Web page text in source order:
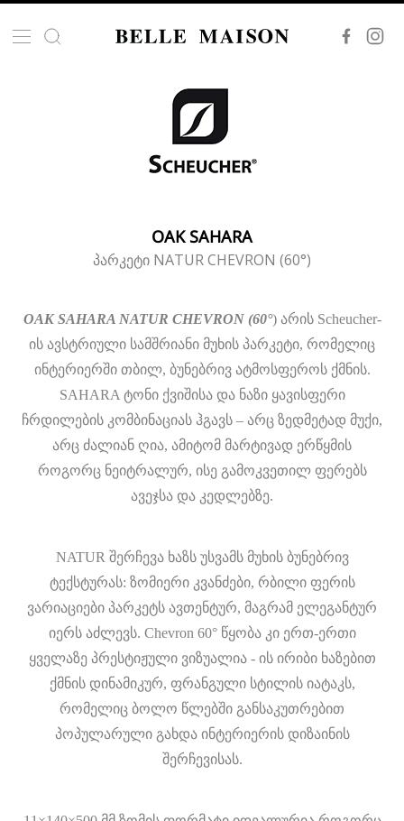
OAK SAHARA
პარკეტი NATUR CHEVRON (60°)
OAK SAHARA NATUR CHEVRON (60°) არის Scheucher-
ის ავსტრიული სამშრიანი მუხის პარკეტი, რომელიც
ინტერიერში თბილ, ბუნებრივ ატმოსფეროს ქმნის.
SAHARA ტონი ქვიშისა და ნაზი ყავისფერი
ჩრდილების კომბინაციას ჰგავს – არც ზედმეტად მუქი,
არც ძალიან ღია, ამიტომ მარტივად ერწყმის
როგორც ნეიტრალურ, ისე გამოკვეთილ ფერებს
ავეჯსა და კედლებზე.
NATUR შერჩევა ხაზს უსვამს მუხის ბუნებრივ
ტექსტურას: ზომიერი კვანძები, რბილი ფერის
ვარიაციები პარკეტს ავთენტურ, მაგრამ ელეგანტურ
იერს აძლევს. Chevron 60° წყობა კი ერთ-ერთი
ყველაზე პრესტიჟული ვიზუალია - ის ირიბი ხაზებით
ქმნის დინამიკურ, ფრანგული სტილის იატაკს,
რომელიც ბოლო წლებში განსაკუთრებით
პოპულარული გახდა ინტერიერის დიზაინის
შერჩევისას.